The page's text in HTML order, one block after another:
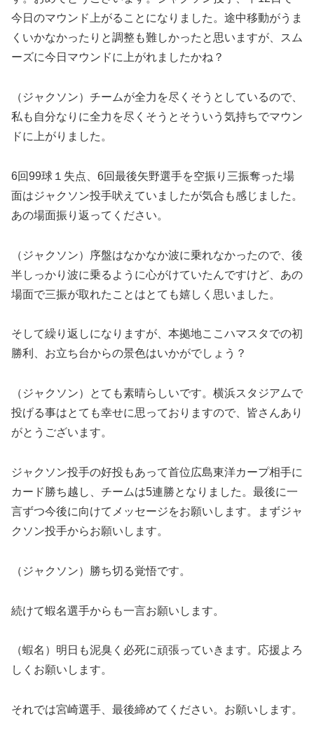
今日のマウンド上がることになりました。途中移動がうま
くいかなかったりと調整も難しかったと思いますが、スム
ーズに今日マウンドに上がれましたかね？
（ジャクソン）チームが全力を尽くそうとしているので、
私も自分なりに全力を尽くそうとそういう気持ちでマウン
ドに上がりました。
6回99球１失点、6回最後矢野選手を空振り三振奪った場
面はジャクソン投手吠えていましたが気合も感じました。
あの場面振り返ってください。
（ジャクソン）序盤はなかなか波に乗れなかったので、後
半しっかり波に乗るように心がけていたんですけど、あの
場面で三振が取れたことはとても嬉しく思いました。
そして繰り返しになりますが、本拠地ここハマスタでの初
勝利、お立ち台からの景色はいかがでしょう？
（ジャクソン）とても素晴らしいです。横浜スタジアムで
投げる事はとても幸せに思っておりますので、皆さんあり
がとうございます。
ジャクソン投手の好投もあって首位広島東洋カープ相手に
カード勝ち越し、チームは5連勝となりました。最後に一
言ずつ今後に向けてメッセージをお願いします。まずジャ
クソン投手からお願いします。
（ジャクソン）勝ち切る覚悟です。
続けて蝦名選手からも一言お願いします。
（蝦名）明日も泥臭く必死に頑張っていきます。応援よろ
しくお願いします。
それでは宮崎選手、最後締めてください。お願いします。